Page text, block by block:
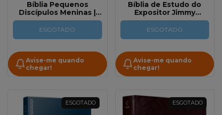
Bíblia Pequenos
Discípulos Meninas |
Capa Dura Com Harpa
Crista | RC
ESGOTADO
Avise-me quando
chegar!
Bíblia de Estudo do
Expositor Jimmy
Swaggart Capa Luxo
Preta - Acompanha
Caixinha Personalizada
ESGOTADO
Avise-me quando
chegar!
ESGOTADO ESGOTADO